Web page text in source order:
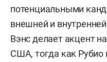
потенциальными
внешней и
Вэнс делает акцент
США, тогда как Рубио